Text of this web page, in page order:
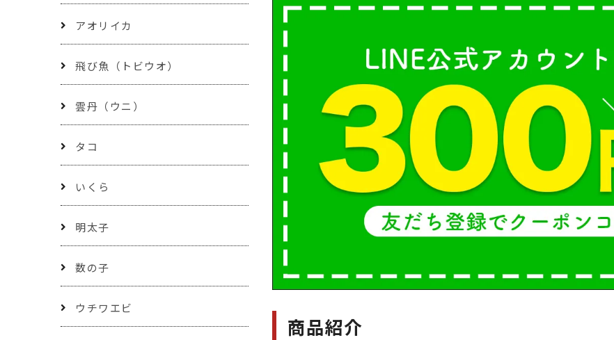
商品紹介
アオリイカ
飛び魚（トビウオ）
雲丹（ウニ）
タコ
いくら
明太子
数の子
ウチワエビ